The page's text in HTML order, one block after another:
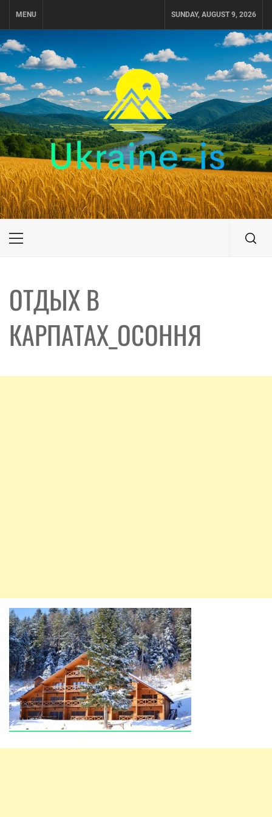
MENU SUNDAY, AUGUST 9, 2026
UKRAINE-IS
ПУТЕШЕСТВИЕ ПО УКРАИНЕ
Primary
ОТДЫХ В
КАРПАТАХ_ОСОННЯ